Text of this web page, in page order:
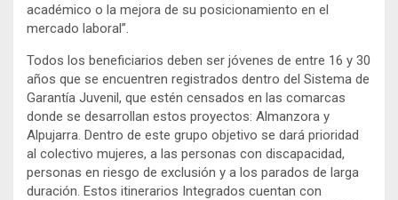
académico o la mejora de su posicionamiento en el
mercado laboral”.
Todos los beneficiarios deben ser jóvenes de entre 16 y 30
años que se encuentren registrados dentro del Sistema de
Garantía Juvenil, que estén censados en las comarcas
donde se desarrollan estos proyectos: Almanzora y
Alpujarra. Dentro de este grupo objetivo se dará prioridad
al colectivo mujeres, a las personas con discapacidad,
personas en riesgo de exclusión y a los parados de larga
duración. Estos itinerarios Integrados cuentan con